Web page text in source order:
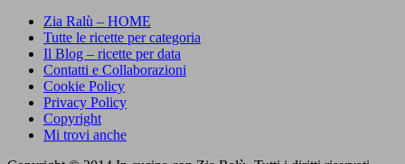
Zia Ralù – HOME
Tutte le ricette per categoria
Il Blog – ricette per data
Contatti e Collaborazioni
Cookie Policy
Privacy Policy
Copyright
Mi trovi anche